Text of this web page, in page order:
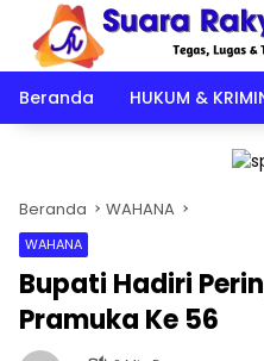
Langsung
konten
Beranda
HUKUM &
Beranda WAHANA
WAHANA
Bupati Hadiri
Pramuka Ke 56